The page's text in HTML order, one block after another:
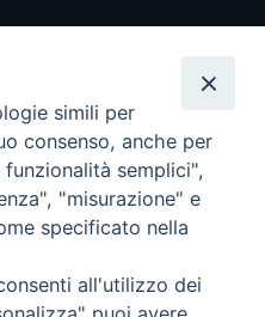
i diritti riservati - Vita
simili per
consenso, anche per
semplici",
"misurazione" e
specificato nella
all'utilizzo dei